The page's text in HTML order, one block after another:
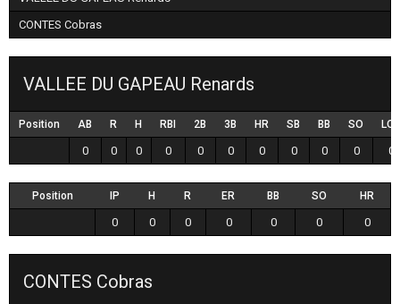
CONTES Cobras
VALLEE DU GAPEAU Renards
Position AB R H RBI 2B 3B HR SB BB SO LOB
0 0 0 0 0 0 0 0 0 0 0
Position IP H R ER BB SO HR
0 0 0 0 0 0 0
CONTES Cobras